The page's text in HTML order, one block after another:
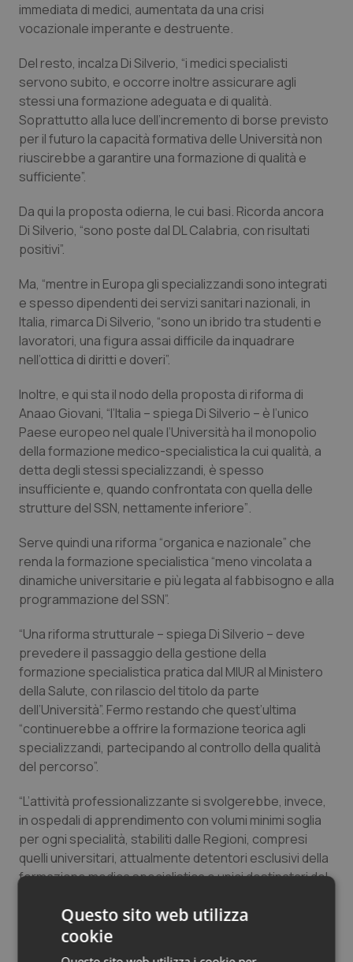
immediata di medici, aumentata da una crisi
vocazionale imperante e destruente.
Del resto, incalza Di Silverio, “i medici specialisti
servono subito, e occorre inoltre assicurare agli
stessi una formazione adeguata e di qualità.
Soprattutto alla luce dell’incremento di borse previsto
per il futuro la capacità formativa delle Università non
riuscirebbe a garantire una formazione di qualità e
sufficiente”.
Da qui la proposta odierna, le cui basi. Ricorda ancora
Di Silverio, “sono poste dal DL Calabria, con risultati
positivi”.
Ma, “mentre in Europa gli specializzandi sono integrati
e spesso dipendenti dei servizi sanitari nazionali, in
Italia, rimarca Di Silverio, “sono un ibrido tra studenti e
lavoratori, una figura assai difficile da inquadrare
nell’ottica di diritti e doveri”.
Inoltre, e qui sta il nodo della proposta di riforma di
Anaao Giovani, “l’Italia – spiega Di Silverio – è l’unico
Paese europeo nel quale l’Università ha il monopolio
della formazione medico-specialistica la cui qualità, a
detta degli stessi specializzandi, è spesso
insufficiente e, quando confrontata con quella delle
strutture del SSN, nettamente inferiore”.
Serve quindi una riforma “organica e nazionale” che
renda la formazione specialistica “meno vincolata a
dinamiche universitarie e più legata al fabbisogno e alla
programmazione del SSN”.
“Una riforma strutturale – spiega Di Silverio – deve
prevedere il passaggio della gestione della
formazione specialistica pratica dal MIUR al Ministero
della Salute, con rilascio del titolo da parte
dell’Università”. Fermo restando che quest’ultima
“continuerebbe a offrire la formazione teorica agli
specializzandi, partecipando al controllo della qualità
del percorso”.
“L’attività professionalizzante si svolgerebbe, invece,
in ospedali di apprendimento con volumi minimi soglia
per ogni specialità, stabiliti dalle Regioni, compresi
quelli universitari, attualmente detentori esclusivi della
formazione medica specialistica e unici destinatari del
La necessità sarà quindi quella di “individuare reti
Questo sito web utilizza
cookie